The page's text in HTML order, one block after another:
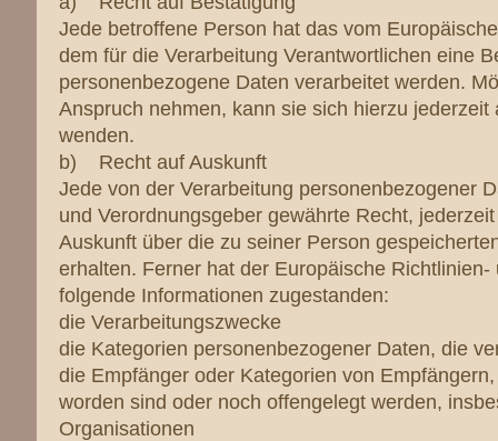
Jede betroffene Person hat das vom
dem für die Verarbeitung Verantwortlichen eine
personenbezogene Daten verarbeitet werden.
Anspruch nehmen, kann sie sich hierzu
wenden.
b) Recht auf Auskunft
Jede von der Verarbeitung personenbezogener
und Verordnungsgeber gewährte Recht,
Auskunft über die zu seiner Person
erhalten. Ferner hat der Europäische
folgende Informationen zugestanden:
die Verarbeitungszwecke
die Kategorien personenbezogener Daten, die
die Empfänger oder Kategorien von
worden sind oder noch offengelegt werden,
Organisationen